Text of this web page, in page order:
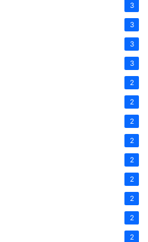
3
3
3
3
2
2
2
2
2
2
2
2
2